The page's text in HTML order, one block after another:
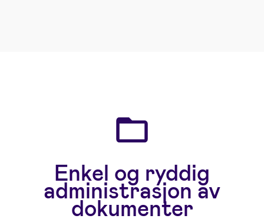
Enkel og ryddig
administrasjon av
dokumenter